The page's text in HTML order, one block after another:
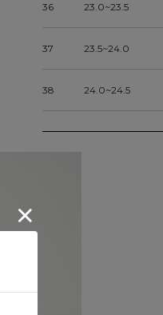
36 23.0~23.5
37 23.5~24.0
38 24.0~24.5